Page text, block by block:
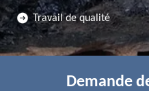
Travail de qualité
Demande